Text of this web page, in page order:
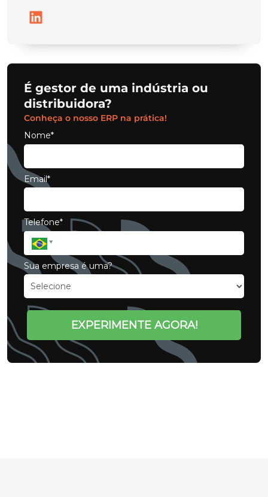
É gestor de uma indústria ou
distribuidora?
Conheça o nosso ERP na prática!
Nome*
Email*
Telefone*
Sua empresa é uma?
EXPERIMENTE AGORA!